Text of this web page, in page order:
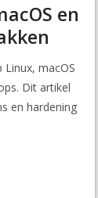
en
macOS
Dit artikel
en hardening